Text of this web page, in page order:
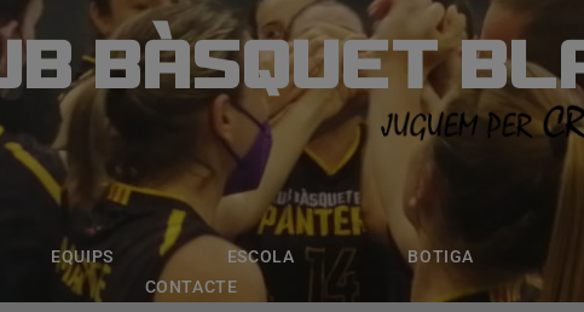
BÀSQUET
EQUIPS ESCOLA BOTIGA
CONTACTE
ESCOLA BOTIGA